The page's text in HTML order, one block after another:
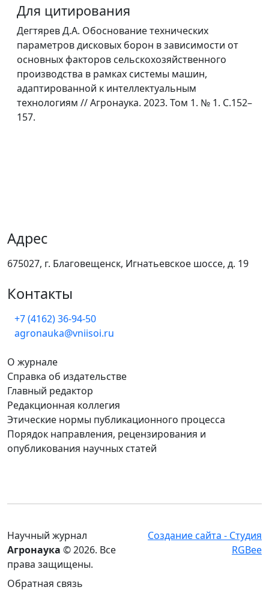
Для цитирования
Дегтярев Д.А. Обоснование технических
параметров дисковых борон в зависимости от
основных факторов сельскохозяйственного
производства в рамках системы машин,
адаптированной к интеллектуальным
технологиям // Агронаука. 2023. Том 1. № 1. C.152–
157.
Адрес
675027, г. Благовещенск, Игнатьевское шоссе, д. 19
Контакты
+7 (4162) 36-94-50
agronauka@vniisoi.ru
О журнале
Справка об издательстве
Главный редактор
Редакционная коллегия
Этические нормы публикационного процесса
Порядок направления, рецензирования и
опубликования научных статей
Научный журнал
Агронаука © 2026. Все
права защищены.
Обратная связь
Создание сайта - Студия
RGBee